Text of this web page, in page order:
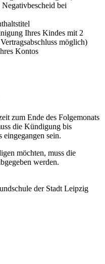
bei
Ihres Kindes mit 2
möglich)
Kontos
zum Ende des Folgemonats
die Kündigung bis
eingegangen sein.
möchten, muss die
werden.
der Stadt Leipzig